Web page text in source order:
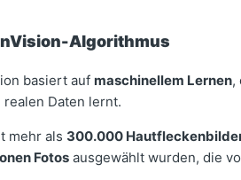
Algorithmus
basiert auf maschinellem Lernen,
Daten lernt.
mehr als 300.000
Fotos ausgewählt wurden, die